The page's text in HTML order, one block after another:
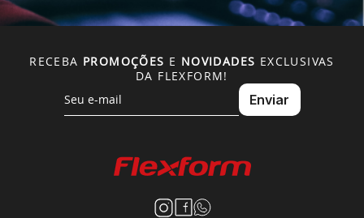
RECEBA PROMOÇÕES E NOVIDADES EXCLUSIVAS
DA FLEXFORM!